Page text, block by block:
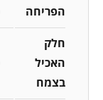
הפריחה
חלק
האכיל
בצמח